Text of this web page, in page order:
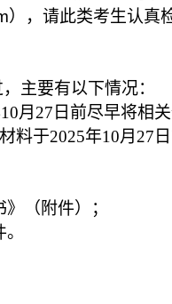
），请此类考生认真
主要有以下情况：
月27日前尽早将相关
料于2025年10月27
（附件）；